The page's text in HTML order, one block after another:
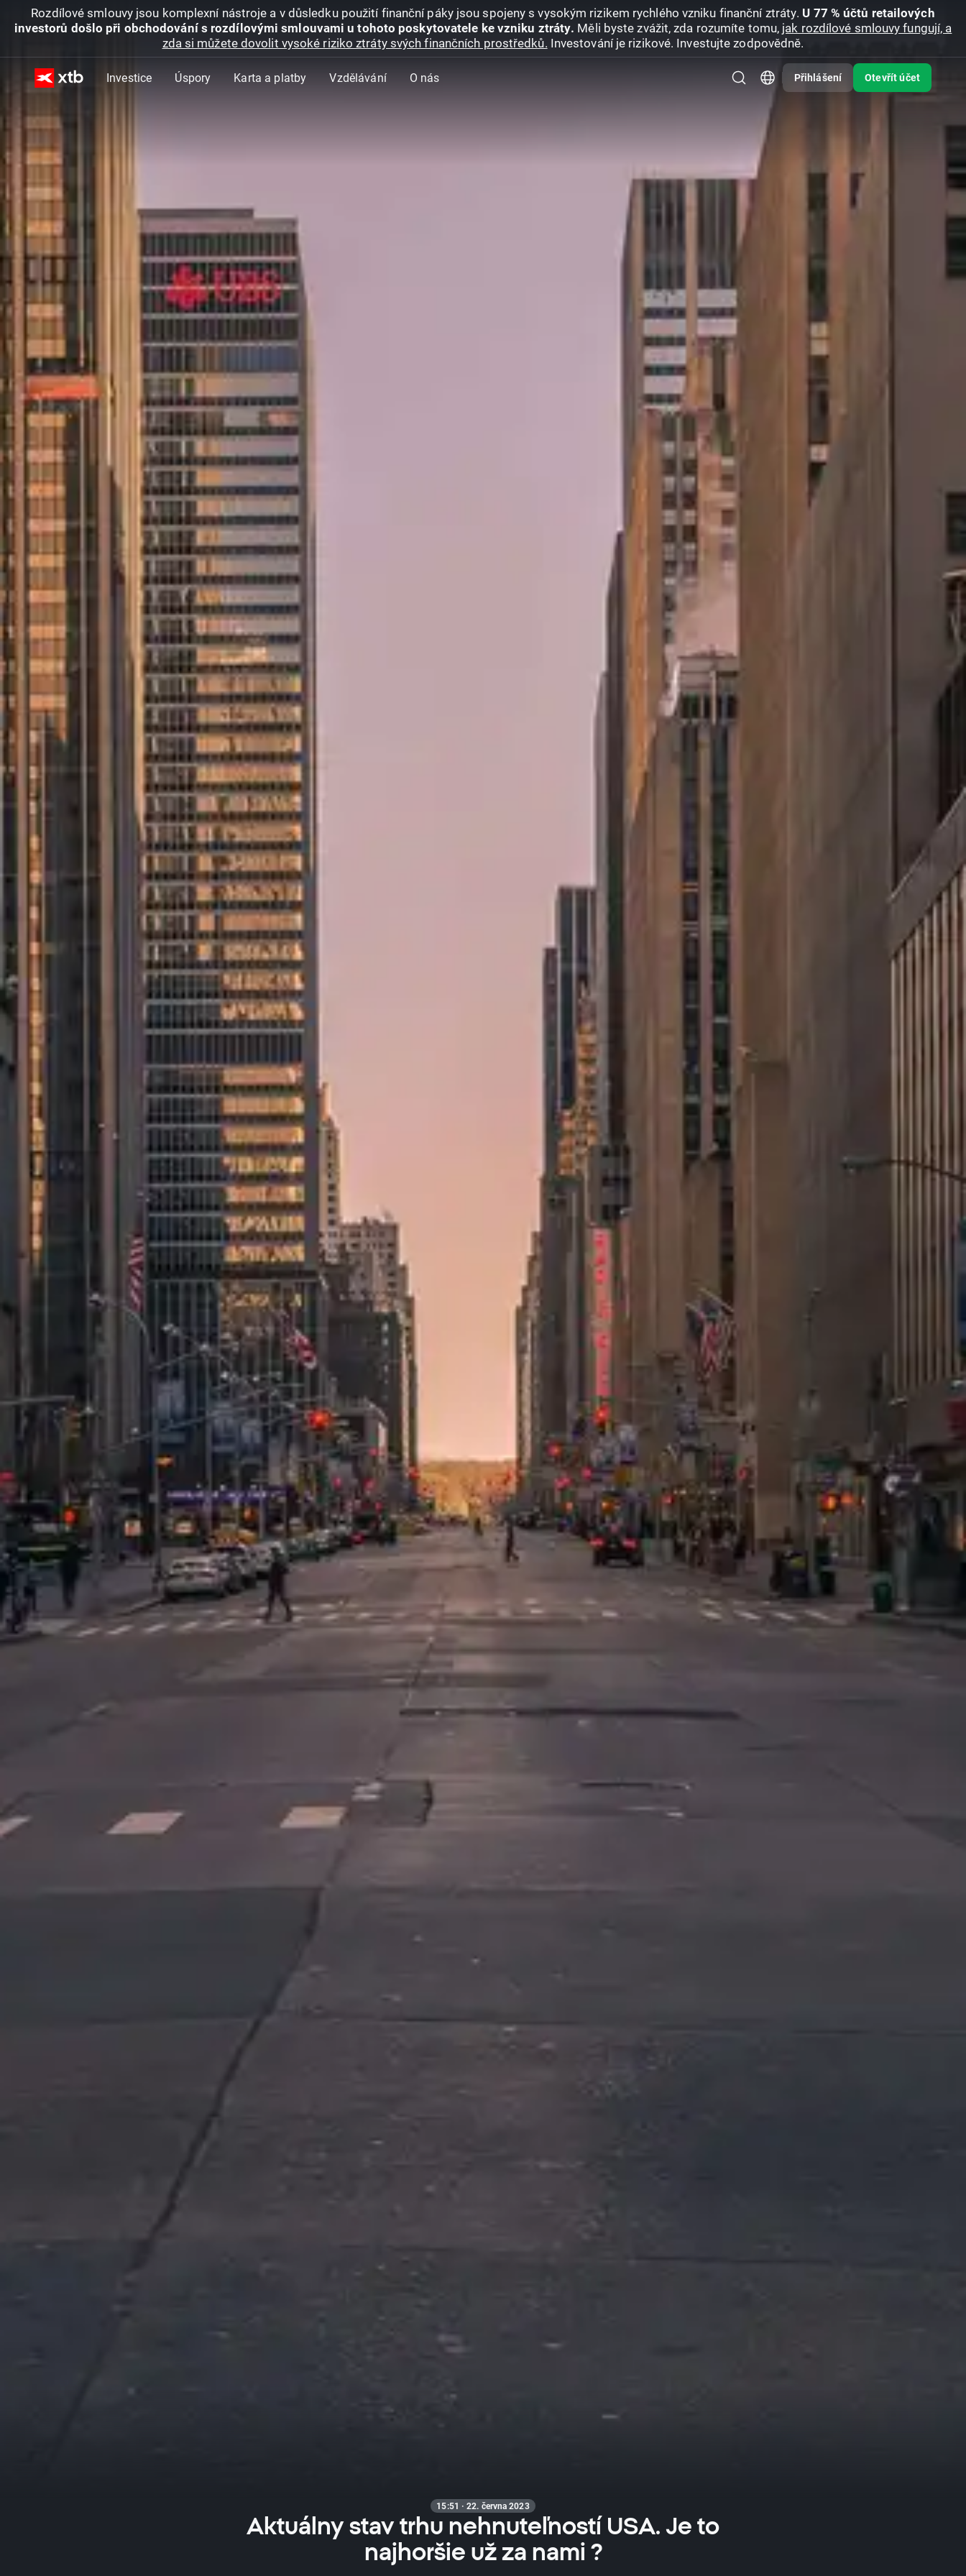
Rozdílové smlouvy jsou komplexní nástroje a v důsledku použití finanční páky jsou spojeny s vysokým rizikem rychlého vzniku finanční ztráty. U 77 % účtů retailových
investorů došlo při obchodování s rozdílovými smlouvami u tohoto poskytovatele ke vzniku ztráty. Měli byste zvážit, zda rozumíte tomu, jak rozdílové smlouvy fungují, a
zda si můžete dovolit vysoké riziko ztráty svých finančních prostředků. Investování je rizikové. Investujte zodpovědně.
Investice Úspory Karta a platby Vzdělávání O nás Přihlášení Otevřít účet
15:51 · 22. června 2023
Aktuálny stav trhu nehnuteľností USA. Je to
najhoršie už za nami ?